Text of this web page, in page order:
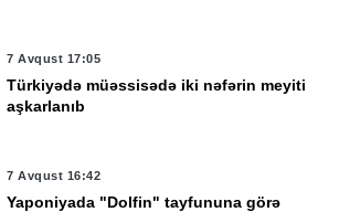
7 Avqust 17:05
Türkiyədə müəssisədə iki nəfərin meyiti
aşkarlanıb
7 Avqust 16:42
Yaponiyada "Dolfin" tayfununa görə